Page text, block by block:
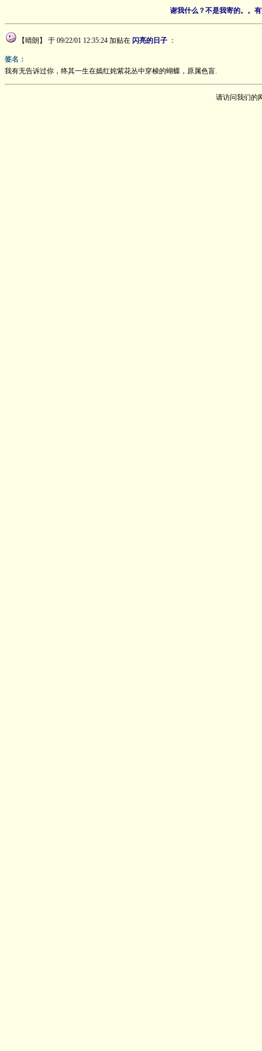
谢我什么？不是我寄的。。
【晴朗】 于 09/22/01 12:35:24 加贴在 闪亮的日子 ：
签名：
我有无告诉过你，终其一生在嫣红姹紫花丛中穿梭的蝴蝶，原属色盲.
请访问我们的